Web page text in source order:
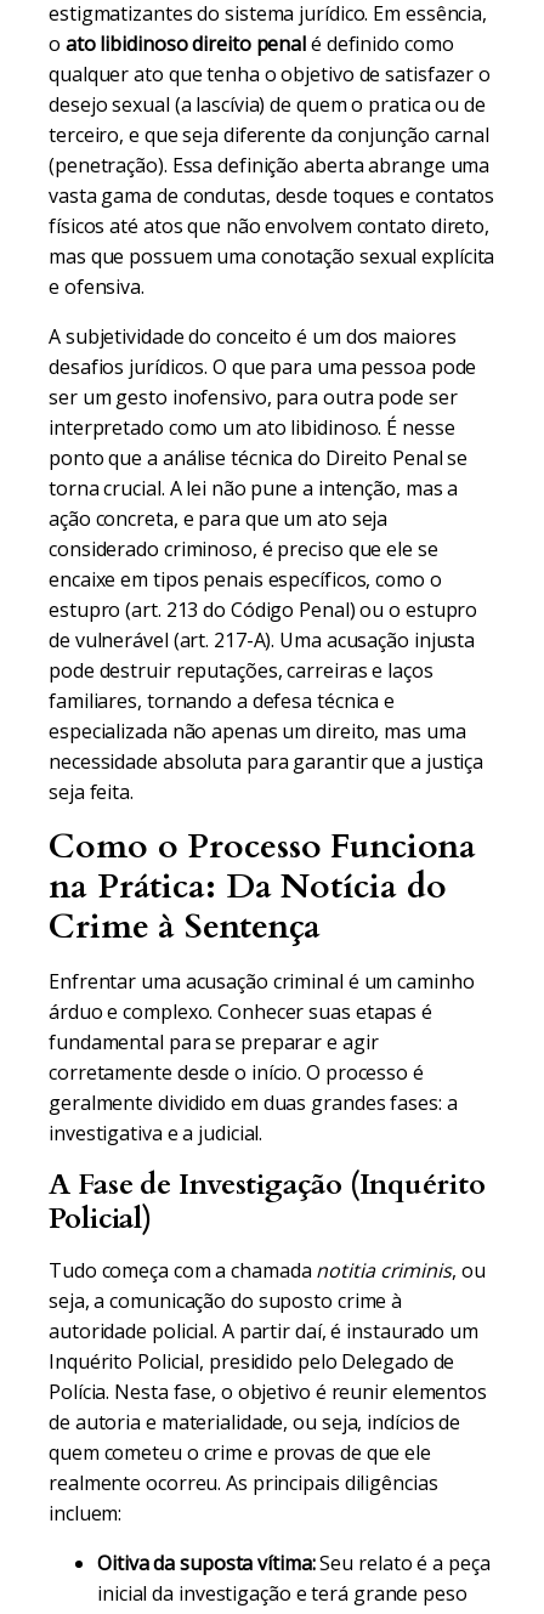
estigmatizantes do sistema jurídico. Em essência,
o ato libidinoso direito penalé definido como
qualquer ato que tenha o objetivo de satisfazer o
desejo sexual (a lascívia) de quem o pratica ou de
terceiro, e que seja diferente da conjunção carnal
(penetração). Essa definição aberta abrange uma
vasta gama de condutas, desde toques e contatos
físicos até atos que não envolvem contato direto,
mas que possuem uma conotação sexual explícita
e ofensiva.
A subjetividade do conceito é um dos maiores
desafios jurídicos. O que para uma pessoa pode
ser um gesto inofensivo, para outra pode ser
interpretado como um ato libidinoso. É nesse
ponto que a análise técnica do Direito Penal se
torna crucial. A lei não pune a intenção, mas a
ação concreta, e para que um ato seja
considerado criminoso, é preciso que ele se
encaixe em tipos penais específicos, como o
estupro (art. 213 do Código Penal) ou o estupro
de vulnerável (art. 217-A). Uma acusação injusta
pode destruir reputações, carreiras e laços
familiares, tornando a defesa técnica e
especializada não apenas um direito, mas uma
necessidade absoluta para garantir que a justiça
seja feita.
Como o Processo Funciona
na Prática: Da Notícia do
Crime à Sentença
Enfrentar uma acusação criminal é um caminho
árduo e complexo. Conhecer suas etapas é
fundamental para se preparar e agir
corretamente desde o início. O processo é
geralmente dividido em duas grandes fases: a
investigativa e a judicial.
A Fase de Investigação (Inquérito
Policial)
Tudo começa com a chamada notitia criminis, ou
seja, a comunicação do suposto crime à
autoridade policial. A partir daí, é instaurado um
Inquérito Policial, presidido pelo Delegado de
Polícia. Nesta fase, o objetivo é reunir elementos
de autoria e materialidade, ou seja, indícios de
quem cometeu o crime e provas de que ele
realmente ocorreu. As principais diligências
incluem:
Oitiva da suposta vítima:Seu relato é a peça
inicial da investigação e terá grande peso